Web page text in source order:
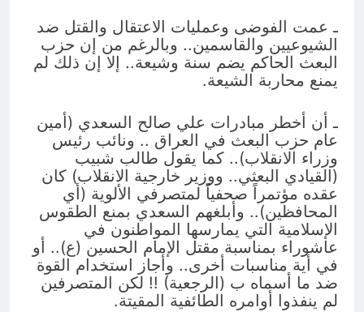
ـ عمت الفوضى وعمليات الاعتقال والقتل ضد
الشيوعيين والقاسمين.. وبالرغم من إن حزب
البعث الحاكم يضم سنة وشيعة.. إلا إن ذلك لم
يمنع محاربة الشيعة.
ـ أن أخطر مبادرات علي صالح السعدي (أمين
عام حزب البعث في العراق .. ونائب رئيس
وزراء الانقلاب).. كما يقول طالب شبيب
(القيادي البعثي.. ووزير خارجية الانقلاب) كان
عقده مؤتمراً صحفياً لمتصرفي الألوية (أي
المحافظين).. وأبلغهم السعدي بمنع الطقوس
الإسلامية التي يمارسها المواطنون في
عاشوراء بمناسبة مقتل الإمام الحسين (ع).. أو
في أية مناسبات أخرى.. وأجاز استخدام القوة
ضد ما أسماه ب (الرجعية) !! لكن المتصرفين
لم ينفذوا أوامره الطائفية المقيتة.